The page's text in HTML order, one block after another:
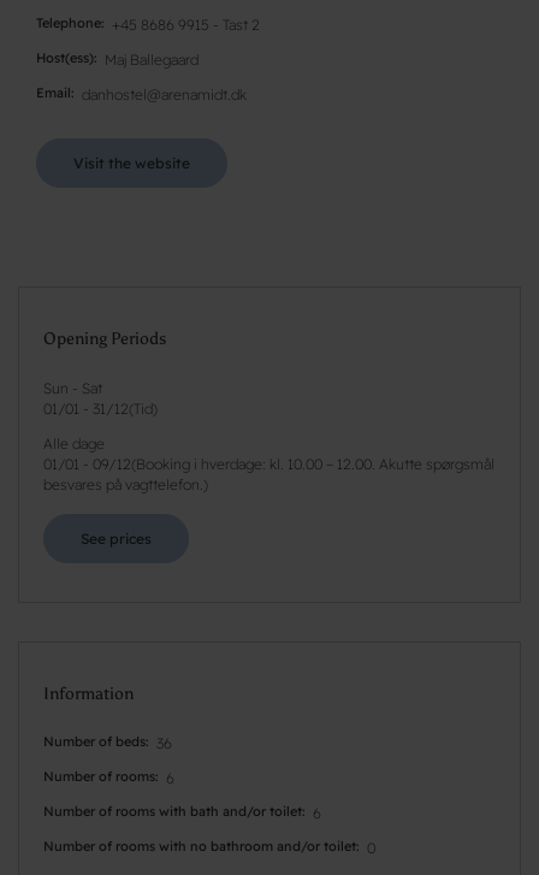
Telephone +45 8686 9915 - Tast 2
Host(ess) Maj Ballegaard
Email danhostel@arenamidt.dk
Visit the website
Opening Periods
Sun - Sat
01/01 - 31/12( Tid)
Alle dage
01/01 - 09/12( Booking i hverdage: kl. 10.00 – 12.00. Akutte spørgsmål
besvares på vagttelefon. )
See prices
Information
Number of beds 36
Number of rooms 6
Number of rooms with bath and/or toilet 6
Number of rooms with no bathroom and/or toilet 0